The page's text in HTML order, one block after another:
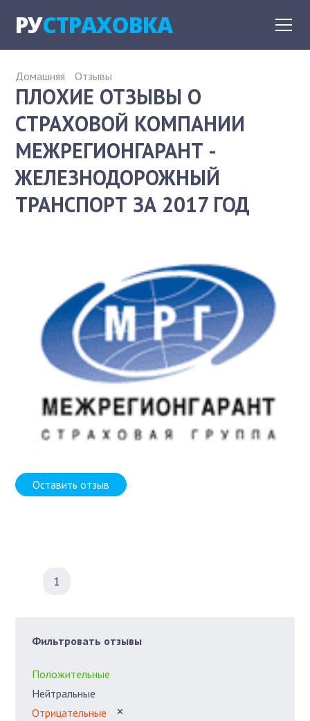
РУСТРАХОВКА
Домашняя Отзывы
ПЛОХИЕ ОТЗЫВЫ О
СТРАХОВОЙ КОМПАНИИ
МЕЖРЕГИОНГАРАНТ -
ЖЕЛЕЗНОДОРОЖНЫЙ
ТРАНСПОРТ ЗА 2017 ГОД
Оставить отзыв
1
Фильтровать отзывы
Положительные
Нейтральные
Отрицательные
✕